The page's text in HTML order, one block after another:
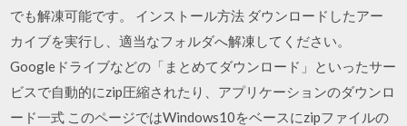
でも解凍可能です。 インストール方法 ダウンロードしたアー
カイブを実行し、適当なフォルダへ解凍してください。
Googleドライブなどの「まとめてダウンロード」といったサー
ビスで自動的にzip圧縮されたり、アプリケーションのダウンロ
ード一式 このページではWindows10をベースにzipファイルの